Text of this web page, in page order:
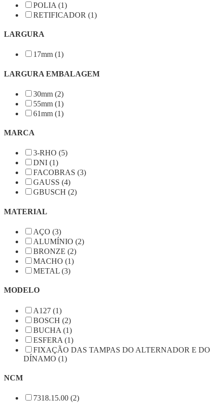
POLIA (1)
RETIFICADOR (1)
LARGURA
17mm (1)
LARGURA EMBALAGEM
30mm (2)
55mm (1)
61mm (1)
MARCA
3-RHO (5)
DNI (1)
FACOBRAS (3)
GAUSS (4)
GBUSCH (2)
MATERIAL
AÇO (3)
ALUMÍNIO (2)
BRONZE (2)
MACHO (1)
METAL (3)
MODELO
A127 (1)
BOSCH (2)
BUCHA (1)
ESFERA (1)
FIXAÇÃO DAS TAMPAS DO ALTERNADOR E DO
DÍNAMO (1)
NCM
7318.15.00 (2)